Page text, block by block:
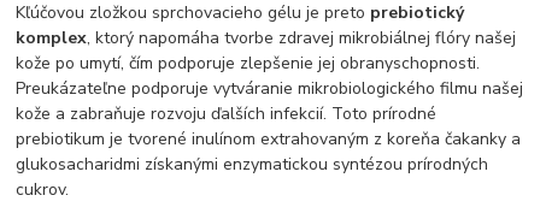
Kľúčovou zložkou sprchovacieho gélu je preto prebiotický
komplex, ktorý napomáha tvorbe zdravej mikrobiálnej flóry našej
kože po umytí, čím podporuje zlepšenie jej obranyschopnosti.
Preukázateľne podporuje vytváranie mikrobiologického filmu našej
kože a zabraňuje rozvoju ďalších infekcií. Totoprírodné
prebiotikum je tvorené inulínom extrahovaným z koreňa čakanky a
glukosacharidmi získanými enzymatickou syntézou prírodných
cukrov.